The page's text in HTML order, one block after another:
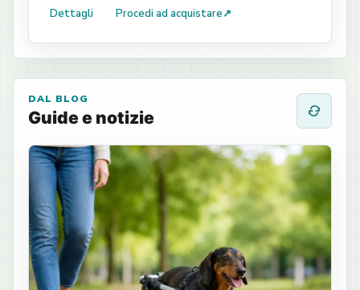
Dettagli Procedi ad acquistare↗
DAL BLOG
Guide e notizie